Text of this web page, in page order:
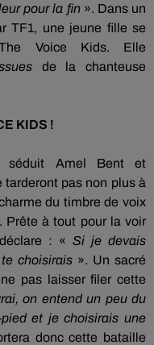
pour la fin». Dans un
TF1, une jeune fille se
Voice Kids.
Elle
de la chanteuse
KIDS !
séduit Amel Bent
et
tarderont pas non plus à
du timbre de voix
Prête à tout pour la voir
déclare : « Si je devais
choisirais ». Un sacré
pas laisser filer cette
on entend un peu du
et je choisirais une
donc cette bataille